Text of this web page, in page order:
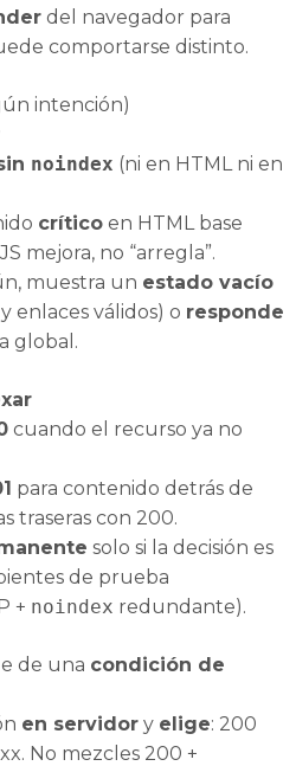
del navegador para
comportarse distinto.
intención)
noindex (ni en HTML ni en
crítico en HTML base
mejora, no “arregla”.
muestra un estado vacío
enlaces válidos) o responde
global.
cuando el recurso ya no
para contenido detrás de
traseras con 200.
solo si la decisión es
de prueba
+ noindex redundante).
de una condición de
en servidor y elige: 200
No mezcles 200 +